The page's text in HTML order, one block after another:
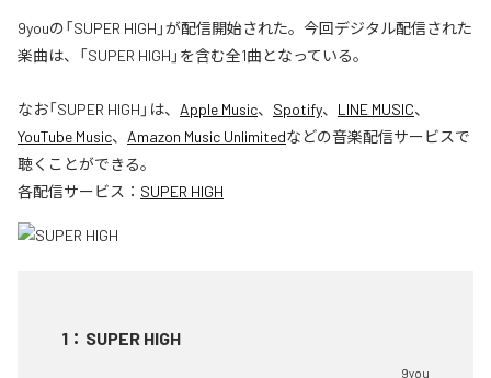
9youの「SUPER HIGH」が配信開始された。今回デジタル配信された
楽曲は、「SUPER HIGH」を含む全1曲となっている。
なお「SUPER HIGH 」は、 Apple Music、 Spotify、 LINE MUSIC、
YouTube Music、 Amazon Music Unlimitedなどの音楽配信サービスで
聴くことができる。
各配信サービス： SUPER HIGH
1 ： SUPER HIGH
9you